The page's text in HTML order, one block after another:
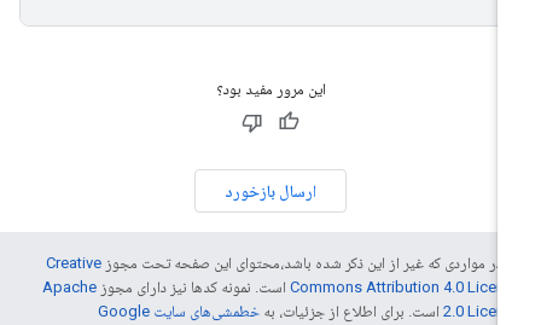
این مرور مفید بود؟
ارسال بازخورد
در مواردی که غیر از این ذکر شده باشد،‌محتوای این صفحه تحت مجوزCreative
Commons Attribution 4.0است. نمونه کدها نیز دارای مجوزApache
2.0است. برای اطلاع از جزئیات، به
خطمشی‌های سایت Google